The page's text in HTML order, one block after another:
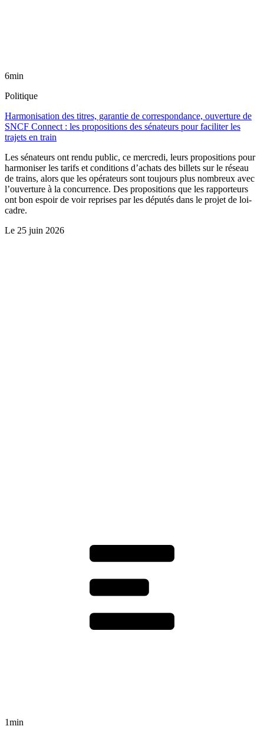
6min
Politique
Harmonisation des titres, garantie de correspondance, ouverture de
SNCF Connect : les propositions des sénateurs pour faciliter les
trajets en train
Les sénateurs ont rendu public, ce mercredi, leurs propositions pour
harmoniser les tarifs et conditions d’achats des billets sur le réseau
de trains, alors que les opérateurs sont toujours plus nombreux avec
l’ouverture à la concurrence. Des propositions que les rapporteurs
ont bon espoir de voir reprises par les députés dans le projet de loi-
cadre.
Le 25 juin 2026
1min